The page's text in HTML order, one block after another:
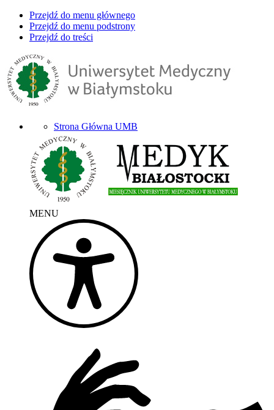
Przejdź do menu głównego
Przejdź do menu podstrony
Przejdź do treści
Strona Główna UMB
MENU